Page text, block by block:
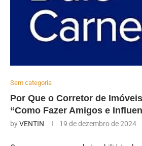
Sem categoria
Por Que o Corretor de
“Como Fazer Amigos e
byVENTIN 19 de dezembro de 2024